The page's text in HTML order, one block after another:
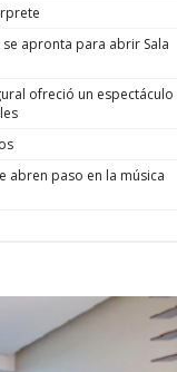
apronta para abrir Sala
ofreció un espectáculo
abren paso en la música